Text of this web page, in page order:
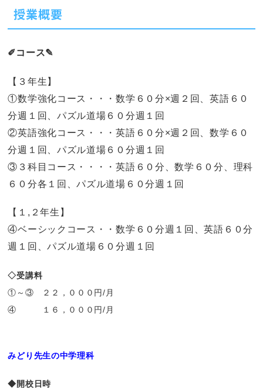
授業概要
✐コース✎
【３年生】
①数学強化コース・・・数学６０分×週２回、英語６０
分週１回、パズル道場６０分週１回
②英語強化コース・・・英語６０分×週２回、数学６０
分週１回、パズル道場６０分週１回
③３科目コース・・・・英語６０分、数学６０分、理科
６０分各１回、パズル道場６０分週１回
【１,２年生】
④ベーシックコース・・数学６０分週１回、英語６０分
週１回、パズル道場６０分週１回
◇受講料
①～③ ２２，０００円/月
④ １６，０００円/月
みどり先生の中学理科
◆開校日時